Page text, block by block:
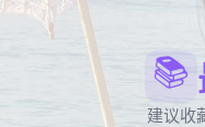
📚
建议收